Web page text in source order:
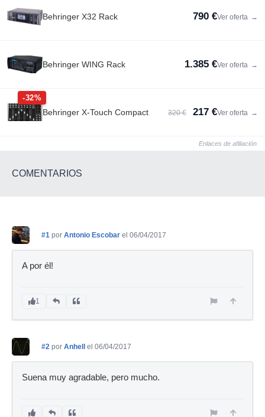
Behringer X32 Rack 790 €Ver oferta →
Behringer WING Rack 1.385 €Ver oferta →
-32%
Behringer X-Touch Compact 320 € 217 €Ver oferta →
Enlaces de afiliación
COMENTARIOS
#1 por Antonio Escobar el 06/04/2017
A por él!
1
#2 por Anhell el 06/04/2017
Suena muy agradable, pero mucho.